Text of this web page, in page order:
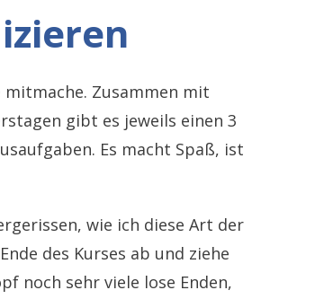
mitmache. Zusammen mit
gibt es jeweils einen 3
Es macht Spaß, ist
wie ich diese Art der
des Kurses ab und ziehe
noch sehr viele lose Enden,